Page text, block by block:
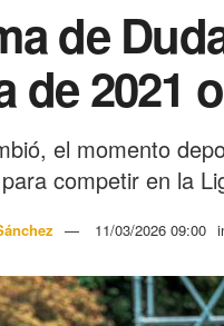
de
de 2021
el momento
competir en la
11/03/2026 09:00